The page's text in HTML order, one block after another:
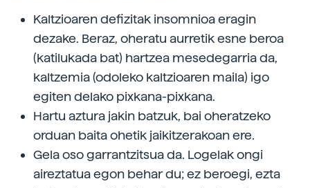
Kaltzioaren defizitak insomnioa eragin
dezake. Beraz, oheratu aurretik esne beroa
(katilukada bat) hartzea mesedegarria da,
kaltzemia (odoleko kaltzioaren maila) igo
egiten delako pixkana-pixkana.
Hartu aztura jakin batzuk, bai oheratzeko
orduan baita ohetik jaikitzerakoan ere.
Gela oso garrantzitsua da. Logelak ongi
aireztatua egon behar du; ez beroegi, ezta